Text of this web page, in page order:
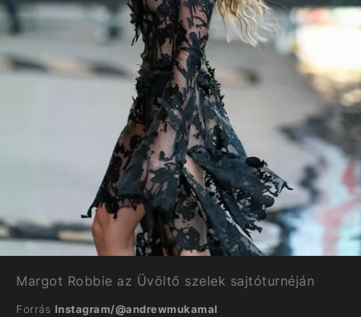
Margot Robbie az Üvöltő szelek sajtóturnéján
Forrás Instagram/@andrewmukamal